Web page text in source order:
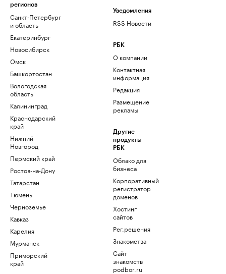
регионов
Санкт-Петербург
и область
Екатеринбург
Новосибирск
Омск
Башкортостан
Вологодская
область
Калининград
Краснодарский
край
Нижний
Новгород
Пермский край
Ростов-на-Дону
Татарстан
Тюмень
Черноземье
Кавказ
Карелия
Мурманск
Приморский
край
Уведомления
RSS Новости
РБК
О компании
Контактная
информация
Редакция
Размещение
рекламы
Другие
продукты
РБК
Облако для
бизнеса
Корпоративный
регистратор
доменов
Хостинг
сайтов
Рег.решения
Знакомства
Сайт
знакомств
podbor.ru